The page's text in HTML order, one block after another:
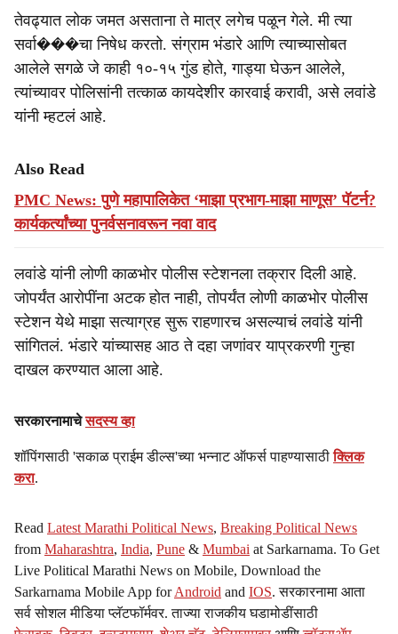
तेवढ्यात लोक जमत असताना ते मात्र लगेच पळून गेले. मी त्या
सर्वा���चा निषेध करतो. संग्राम भंडारे आणि त्याच्यासोबत
आलेले सगळे जे काही १०-१५ गुंड होते, गाड्या घेऊन आलेले,
त्यांच्यावर पोलिसांनी तत्काळ कायदेशीर कारवाई करावी, असे लवांडे
यांनी म्हटलं आहे.
Also Read
PMC News: पुणे महापालिकेत ‘माझा प्रभाग-माझा माणूस’ पॅटर्न?
कार्यकर्त्यांच्या पुनर्वसनावरून नवा वाद
लवांडे यांनी लोणी काळभोर पोलीस स्टेशनला तक्रार दिली आहे.
जोपर्यंत आरोपींना अटक होत नाही, तोपर्यंत लोणी काळभोर पोलीस
स्टेशन येथे माझा सत्याग्रह सुरू राहणारच असल्याचं लवांडे यांनी
सांगितलं. भंडारे यांच्यासह आठ ते दहा जणांवर याप्रकरणी गुन्हा
दाखल करण्यात आला आहे.
सरकारनामाचेसदस्य व्हा
शॉपिंगसाठी 'सकाळ प्राईम डील्स'च्या भन्नाट ऑफर्स पाहण्यासाठीक्लिक
करा.
Read Latest Marathi Political News, Breaking Political News
from Maharashtra, India, Pune & Mumbai at Sarkarnama. To Get
Live Political Marathi News on Mobile, Download the
Sarkarnama Mobile App forAndroid and IOS. सरकारनामा आता
सर्व सोशल मीडिया प्लॅटफॉर्मवर. ताज्या राजकीय घडामोडींसाठी